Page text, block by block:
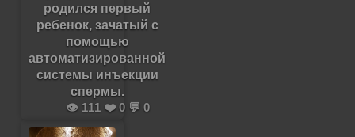
родился первый
ребенок, зачатый с
помощью
автоматизированной
системы инъекции
спермы.
👁️ 111 ❤️ 0 💬 0